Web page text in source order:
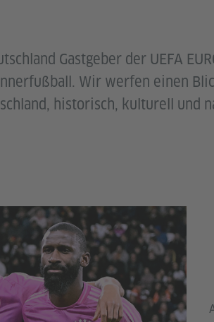
Gastgeber der UEFA
Wir werfen einen
historisch, kulturell und